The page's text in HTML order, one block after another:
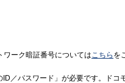
ワーク暗証番号についてはこちら を
／パスワード」が必要です。ドコ